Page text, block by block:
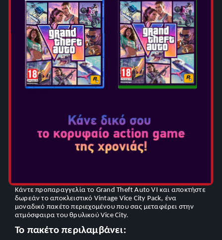
Grand Theft Auto VI
Ο Τζέισον και η Λουσία πάντα γνώριζαν ότι οι πιθανότητες
ήταν εναντίον τους. Όμως, όταν μια εύκολη κομπίνα
στραβώνει, βρίσκονται στην πιο σκοτεινή πλευρά του πιο
ηλιόλουστου μέρους της Αμερικής, εν μέσω μιας
εγκληματικής συνωμοσίας που εξαπλώνεται σε ολόκληρη
την πολιτεία της Leonida, αναγκασμένοι να βασιστούν ο
ένας στον άλλον περισσότερο από ποτέ, αν θέλουν να βγουν
• Κωδικό λήψης μέσα στη συσκευασία για την υποστήριξη
της προφόρτωσης από τις 12 Νοεμβρίου
Bonus Προπαραγγελίας: Vintage Vice City Pack
BONUS ΠΡΟΠΑΡΑΓΓΕΛΙΑΣ –
Κάντε προπαραγγελία το Grand Theft Auto VI και αποκτήστε
δωρεάν το αποκλειστικό Vintage Vice City Pack, ένα
μοναδικό πακέτο περιεχομένου που σας μεταφέρει στην
ατμόσφαιρα του θρυλικού Vice City.
Το πακέτο περιλαμβάνει: